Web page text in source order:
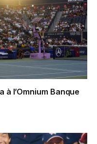
à l’Omnium Banque